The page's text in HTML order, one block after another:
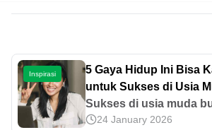
Inspirasi
5 Gaya Hidup Ini Bisa
untuk Sukses di Usia
Sukses di usia muda
tidak bisa diraih.
24 January 2026